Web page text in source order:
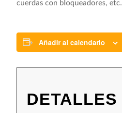
cuerdas con bloqueadores, etc.
Añadir al calendario
DETALLES